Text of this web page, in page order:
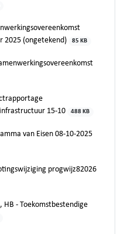
2025 (ongetekend)
85 KB
15-10
488 KB
van Eisen 08-10-2025
progwijz82026
HB - Toekomstbestendige